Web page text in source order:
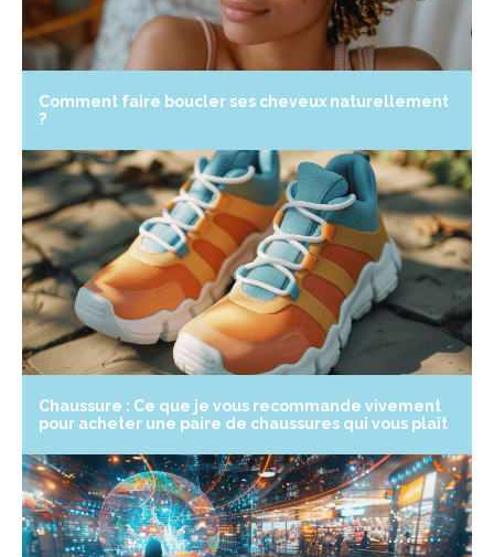
Comment faire boucler ses cheveux naturellement
?
Chaussure : Ce que je vous recommande vivement
pour acheter une paire de chaussures qui vous plaît